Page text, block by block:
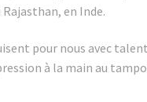
Rajasthan, en Inde.
pour nous avec
à la main au